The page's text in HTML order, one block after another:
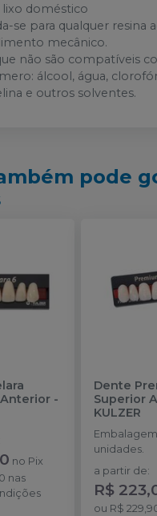
lixo doméstico
se para qualquer resina
mecânico.
não são compatíveis
álcool, água,
e outros solventes.
pode
-
no Pix
nas
Dente
Superior
KULZER
unidades.
a partir de:
R$
ou R$